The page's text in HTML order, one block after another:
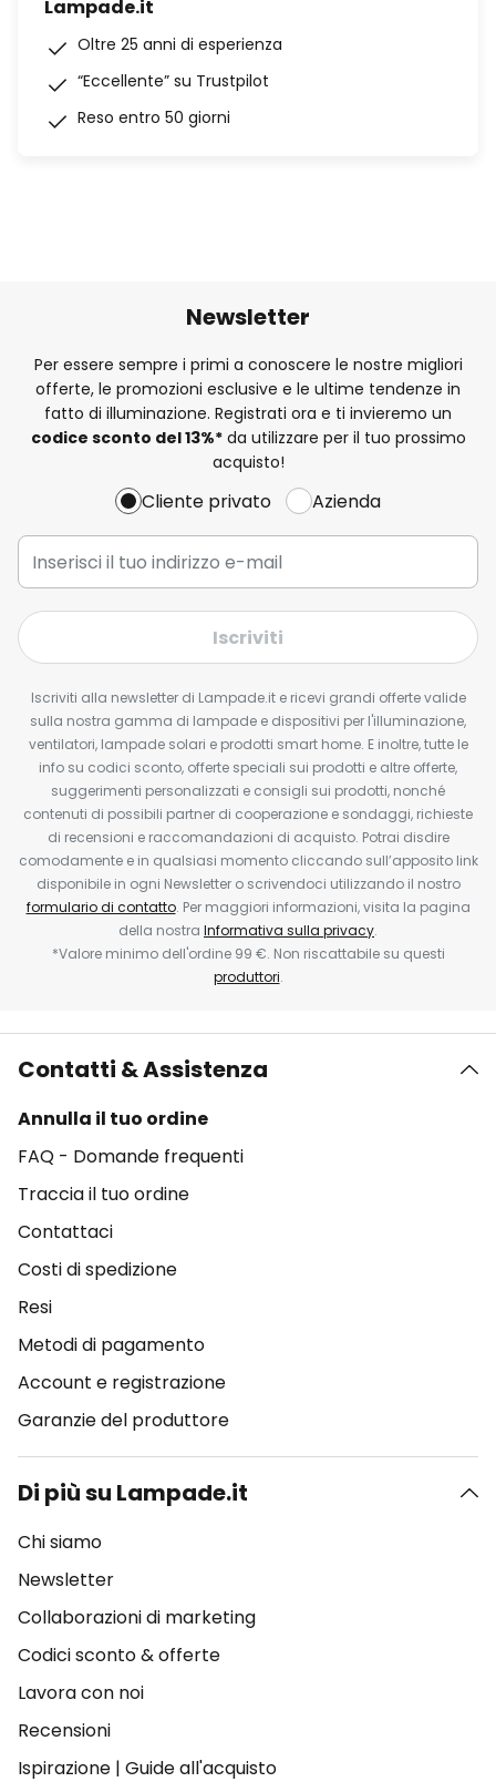
Lampade.it
Oltre 25 anni di esperienza
“Eccellente” su Trustpilot
Reso entro 50 giorni
Newsletter
Per essere sempre i primi a conoscere le nostre migliori
offerte, le promozioni esclusive e le ultime tendenze in
fatto di illuminazione. Registrati ora e ti invieremo un
codice sconto del13%*da utilizzare per il tuo prossimo
acquisto!
Cliente privato Azienda
Iscriviti
Iscriviti alla newsletter di Lampade.it e ricevi grandi offerte valide
sulla nostra gamma di lampade e dispositivi per l'illuminazione,
ventilatori, lampade solari e prodotti smart home. E inoltre, tutte le
info su codici sconto, offerte speciali sui prodotti e altre offerte,
suggerimenti personalizzati e consigli sui prodotti, nonché
contenuti di possibili partner di cooperazione e sondaggi, richieste
di recensioni e raccomandazioni di acquisto. Potrai disdire
comodamente e in qualsiasi momento cliccando sull’apposito link
disponibile in ogni Newsletter o scrivendoci utilizzando il nostro
formulario di contatto. Per maggiori informazioni, visita la pagina
della nostra Informativa sulla privacy.
*Valore minimo dell'ordine 99 €. Non riscattabile su questi
produttori.
Contatti & Assistenza
Annulla il tuo ordine
FAQ - Domande frequenti
Traccia il tuo ordine
Contattaci
Costi di spedizione
Resi
Metodi di pagamento
Account e registrazione
Garanzie del produttore
Di più su Lampade.it
Chi siamo
Newsletter
Collaborazioni di marketing
Codici sconto & offerte
Lavora con noi
Recensioni
Ispirazione | Guide all'acquisto